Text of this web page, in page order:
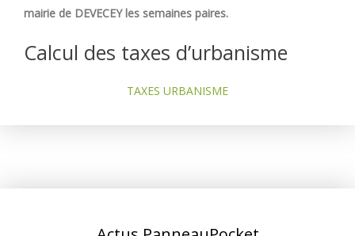
mairie de DEVECEY les semaines paires.
Calcul des taxes d’urbanisme
TAXES URBANISME